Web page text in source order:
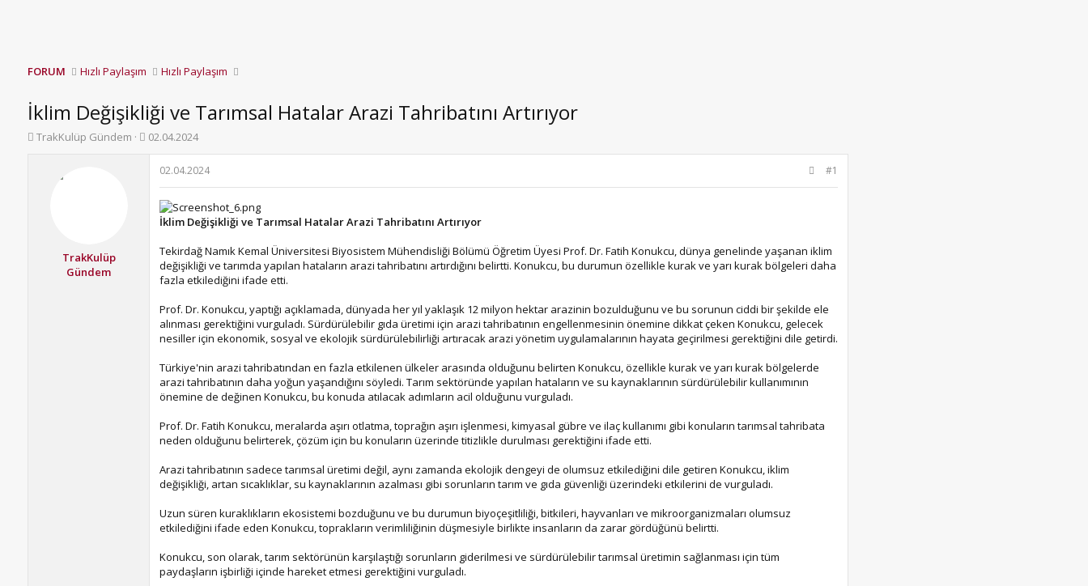
FORUM Hızlı Paylaşım Hızlı Paylaşım
İklim Değişikliği ve Tarımsal Hatalar Arazi Tahribatını Artırıyor
K
TrakKulüp Gündem
B
02.04.2024
TrakKulüp
Gündem
02.04.2024 #1
İklim Değişikliği ve Tarımsal Hatalar Arazi Tahribatını Artırıyor
Tekirdağ Namık Kemal Üniversitesi Biyosistem Mühendisliği Bölümü Öğretim Üyesi Prof. Dr. Fatih Konukcu, dünya genelinde yaşanan iklim
değişikliği ve tarımda yapılan hataların arazi tahribatını artırdığını belirtti. Konukcu, bu durumun özellikle kurak ve yarı kurak bölgeleri daha
fazla etkilediğini ifade etti.
Prof. Dr. Konukcu, yaptığı açıklamada, dünyada her yıl yaklaşık 12 milyon hektar arazinin bozulduğunu ve bu sorunun ciddi bir şekilde ele
alınması gerektiğini vurguladı. Sürdürülebilir gıda üretimi için arazi tahribatının engellenmesinin önemine dikkat çeken Konukcu, gelecek
nesiller için ekonomik, sosyal ve ekolojik sürdürülebilirliği artıracak arazi yönetim uygulamalarının hayata geçirilmesi gerektiğini dile getirdi.
Türkiye'nin arazi tahribatından en fazla etkilenen ülkeler arasında olduğunu belirten Konukcu, özellikle kurak ve yarı kurak bölgelerde
arazi tahribatının daha yoğun yaşandığını söyledi. Tarım sektöründe yapılan hataların ve su kaynaklarının sürdürülebilir kullanımının
önemine de değinen Konukcu, bu konuda atılacak adımların acil olduğunu vurguladı.
Prof. Dr. Fatih Konukcu, meralarda aşırı otlatma, toprağın aşırı işlenmesi, kimyasal gübre ve ilaç kullanımı gibi konuların tarımsal tahribata
neden olduğunu belirterek, çözüm için bu konuların üzerinde titizlikle durulması gerektiğini ifade etti.
Arazi tahribatının sadece tarımsal üretimi değil, aynı zamanda ekolojik dengeyi de olumsuz etkilediğini dile getiren Konukcu, iklim
değişikliği, artan sıcaklıklar, su kaynaklarının azalması gibi sorunların tarım ve gıda güvenliği üzerindeki etkilerini de vurguladı.
Uzun süren kuraklıkların ekosistemi bozduğunu ve bu durumun biyoçeşitliliği, bitkileri, hayvanları ve mikroorganizmaları olumsuz
etkilediğini ifade eden Konukcu, toprakların verimliliğinin düşmesiyle birlikte insanların da zarar gördüğünü belirtti.
Konukcu, son olarak, tarım sektörünün karşılaştığı sorunların giderilmesi ve sürdürülebilir tarımsal üretimin sağlanması için tüm
paydaşların işbirliği içinde hareket etmesi gerektiğini vurguladı.